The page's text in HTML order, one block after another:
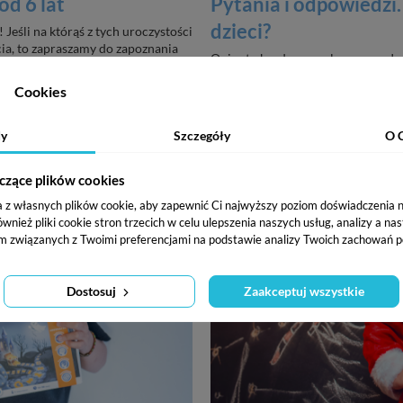
na którąś z tych uroczystości
to zapraszamy do zapoznania
dzieci?
Quizy to bardzo popularny na
na odgadywaniu odpowiedzi na
Cookies
Szczegóły O
plików cookies
własnych plików cookie, aby zapewnić Ci najwyższy poziom doświadczenia
pliki cookie stron trzecich w celu ulepszenia naszych usług, analizy a
związanych z Twoimi preferencjami na podstawie analizy Twoich zachowań
Dostosuj Zaakceptuj wszystkie